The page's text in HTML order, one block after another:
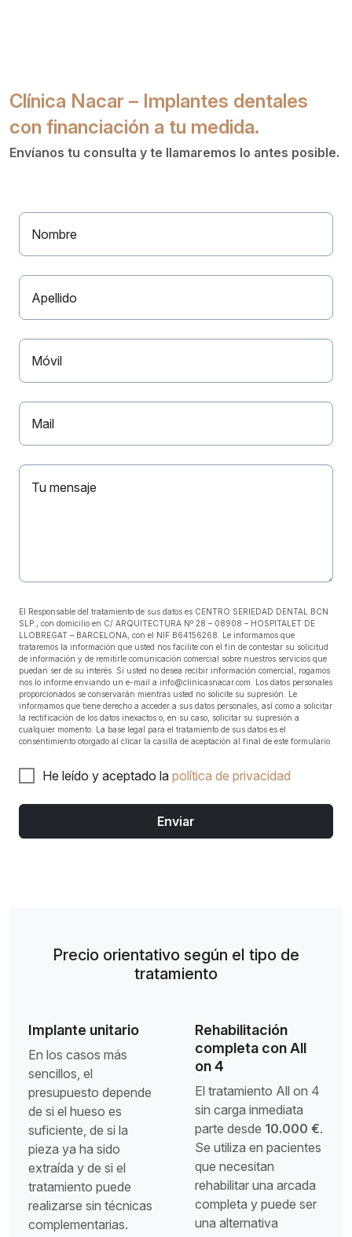
Clínica Nacar – Implantes dentales
con financiación a tu medida.
Envíanos tu consulta y te llamaremos lo antes posible.
El Responsable del tratamiento de sus datos es CENTRO SERIEDAD DENTAL BCN
SLP., con domicilio en C/ ARQUITECTURA Nº 28 – 08908 – HOSPITALET DE
LLOBREGAT – BARCELONA, con el NIF B64156268. Le informamos que
trataremos la información que usted nos facilite con el fin de contestar su solicitud
de información y de remitirle comunicación comercial sobre nuestros servicios que
puedan ser de su interés. Si usted no desea recibir información comercial, rogamos
nos lo informe enviando un e-mail a info@clinicasnacar.com. Los datos personales
proporcionados se conservarán mientras usted no solicite su supresión. Le
informamos que tiene derecho a acceder a sus datos personales, así como a solicitar
la rectificación de los datos inexactos o, en su caso, solicitar su supresión a
cualquier momento. La base legal para el tratamiento de sus datos es el
consentimiento otorgado al clicar la casilla de aceptación al final de este formulario.
He leído y aceptado lapolítica de privacidad
Precio orientativo según el tipo de
tratamiento
Implante unitario
En los casos más
sencillos, el
presupuesto depende
de si el hueso es
suficiente, de si la
pieza ya ha sido
extraída y de si el
tratamiento puede
realizarse sin técnicas
complementarias.
Rehabilitación
completa con All
on 4
El tratamiento All on 4
sin carga inmediata
parte desde 10.000 €.
Se utiliza en pacientes
que necesitan
rehabilitar una arcada
completa y puede ser
una alternativa